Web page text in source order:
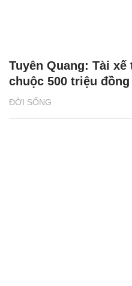
ĐỜI SỐNG
Tuyên Quang: Tài
chuộc 500 triệu đồng